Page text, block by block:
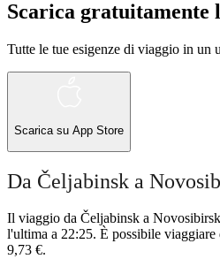
Scarica gratuitamente
Tutte le tue esigenze di viaggio in un
Scarica su App Store
Da Čeljabinsk a
Il viaggio da Čeljabinsk a
l'ultima a 22:25. È possibile
9,73 €.